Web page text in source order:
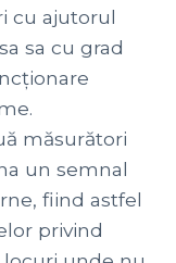
cu ajutorul
sa cu grad
măsurători
un semnal
fiind astfel
privind